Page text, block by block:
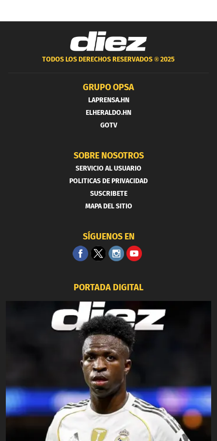
TODOS LOS DERECHOS RESERVADOS ®2025
GRUPO OPSA
LAPRENSA.HN
ELHERALDO.HN
GOTV
SOBRE NOSOTROS
SERVICIO AL USUARIO
POLITICAS DE PRIVACIDAD
SUSCRIBETE
MAPA DEL SITIO
SÍGUENOS EN
PORTADA DIGITAL